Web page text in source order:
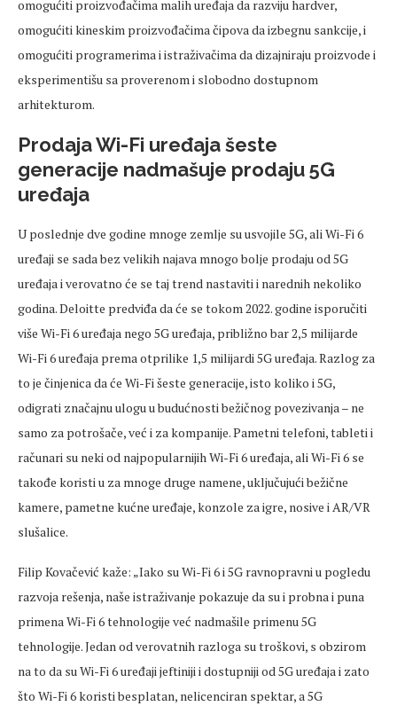
omogućiti proizvođačima malih uređaja da razviju hardver,
omogućiti kineskim proizvođačima čipova da izbegnu sankcije, i
omogućiti programerima i istraživačima da dizajniraju proizvode i
eksperimentišu sa proverenom i slobodno dostupnom
arhitekturom.
Prodaja Wi-Fi uređaja šeste
generacije nadmašuje prodaju 5G
uređaja
U poslednje dve godine mnoge zemlje su usvojile 5G, ali Wi-Fi 6
uređaji se sada bez velikih najava mnogo bolje prodaju od 5G
uređaja i verovatno će se taj trend nastaviti i narednih nekoliko
godina. Deloitte predviđa da će se tokom 2022. godine isporučiti
više Wi-Fi 6 uređaja nego 5G uređaja, približno bar 2,5 milijarde
Wi-Fi 6 uređaja prema otprilike 1,5 milijardi 5G uređaja. Razlog za
to je činjenica da će Wi-Fi šeste generacije, isto koliko i 5G,
odigrati značajnu ulogu u budućnosti bežičnog povezivanja – ne
samo za potrošače, već i za kompanije. Pametni telefoni, tableti i
računari su neki od najpopularnijih Wi-Fi 6 uređaja, ali Wi-Fi 6 se
takođe koristi u za mnoge druge namene, uključujući bežične
kamere, pametne kućne uređaje, konzole za igre, nosive i AR/VR
slušalice.
Filip Kovačević kaže: „Iako su Wi-Fi 6 i 5G ravnopravni u pogledu
razvoja rešenja, naše istraživanje pokazuje da su i probna i puna
primena Wi-Fi 6 tehnologije već nadmašile primenu 5G
tehnologije. Jedan od verovatnih razloga su troškovi, s obzirom
na to da su Wi-Fi 6 uređaji jeftiniji i dostupniji od 5G uređaja i zato
što Wi-Fi 6 koristi besplatan, nelicenciran spektar, a 5G